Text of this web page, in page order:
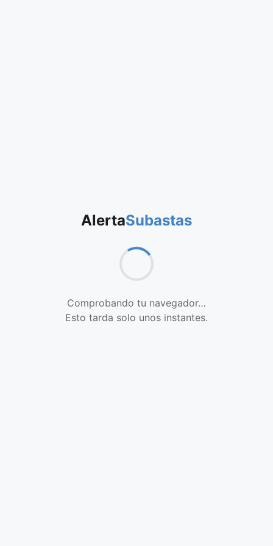
AlertaSubastas
Comprobando tu navegador…
Esto tarda solo unos instantes.